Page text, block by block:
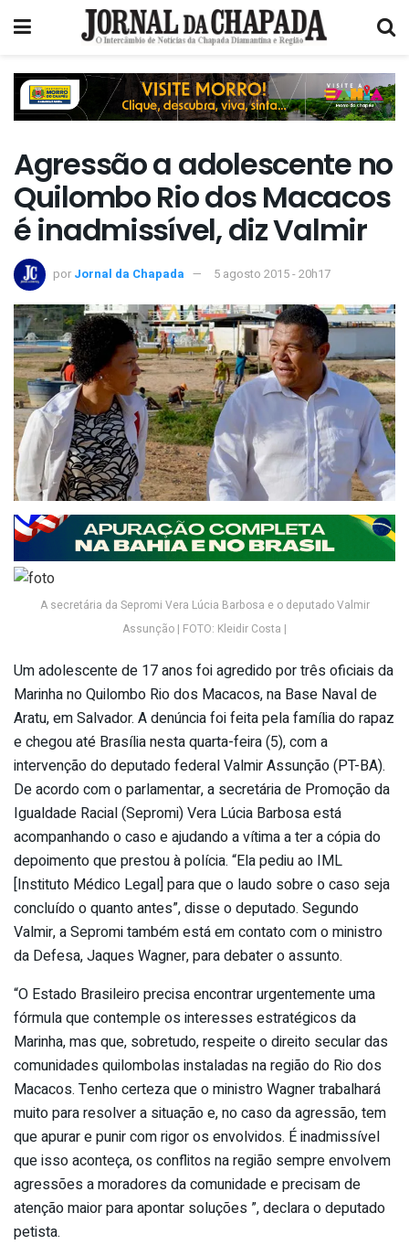
Agressão a adolescente no
Quilombo Rio dos Macacos
é inadmissível, diz Valmir
por Jornal da Chapada 5 agosto 2015 - 20h17
A secretária da Sepromi Vera Lúcia Barbosa e o deputado Valmir
Assunção | FOTO: Kleidir Costa |
Um adolescente de 17 anos foi agredido por três oficiais da
Marinha no Quilombo Rio dos Macacos, na Base Naval de
Aratu, em Salvador. A denúncia foi feita pela família do rapaz
e chegou até Brasília nesta quarta-feira (5), com a
intervenção do deputado federal Valmir Assunção (PT-BA).
De acordo com o parlamentar, a secretária de Promoção da
Igualdade Racial (Sepromi) Vera Lúcia Barbosa está
acompanhando o caso e ajudando a vítima a ter a cópia do
depoimento que prestou à polícia. “Ela pediu ao IML
[Instituto Médico Legal] para que o laudo sobre o caso seja
concluído o quanto antes”, disse o deputado. Segundo
Valmir, a Sepromi também está em contato com o ministro
da Defesa, Jaques Wagner, para debater o assunto.
“O Estado Brasileiro precisa encontrar urgentemente uma
fórmula que contemple os interesses estratégicos da
Marinha, mas que, sobretudo, respeite o direito secular das
comunidades quilombolas instaladas na região do Rio dos
Macacos. Tenho certeza que o ministro Wagner trabalhará
muito para resolver a situação e, no caso da agressão, tem
que apurar e punir com rigor os envolvidos. É inadmissível
que isso aconteça, os conflitos na região sempre envolvem
agressões a moradores da comunidade e precisam de
atenção maior para apontar soluções ”, declara o deputado
petista.